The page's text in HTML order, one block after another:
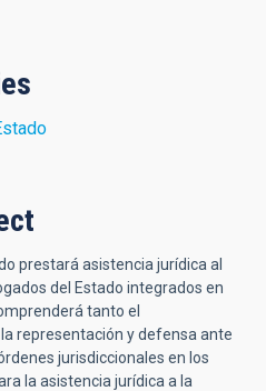
prestará asistencia jurídica al
del Estado integrados en
tanto el
representación y defensa ante
jurisdiccionales en los
la asistencia jurídica a la